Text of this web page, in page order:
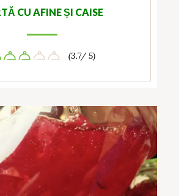
CU AFINE ȘI CAISE
(3.7/ 5)